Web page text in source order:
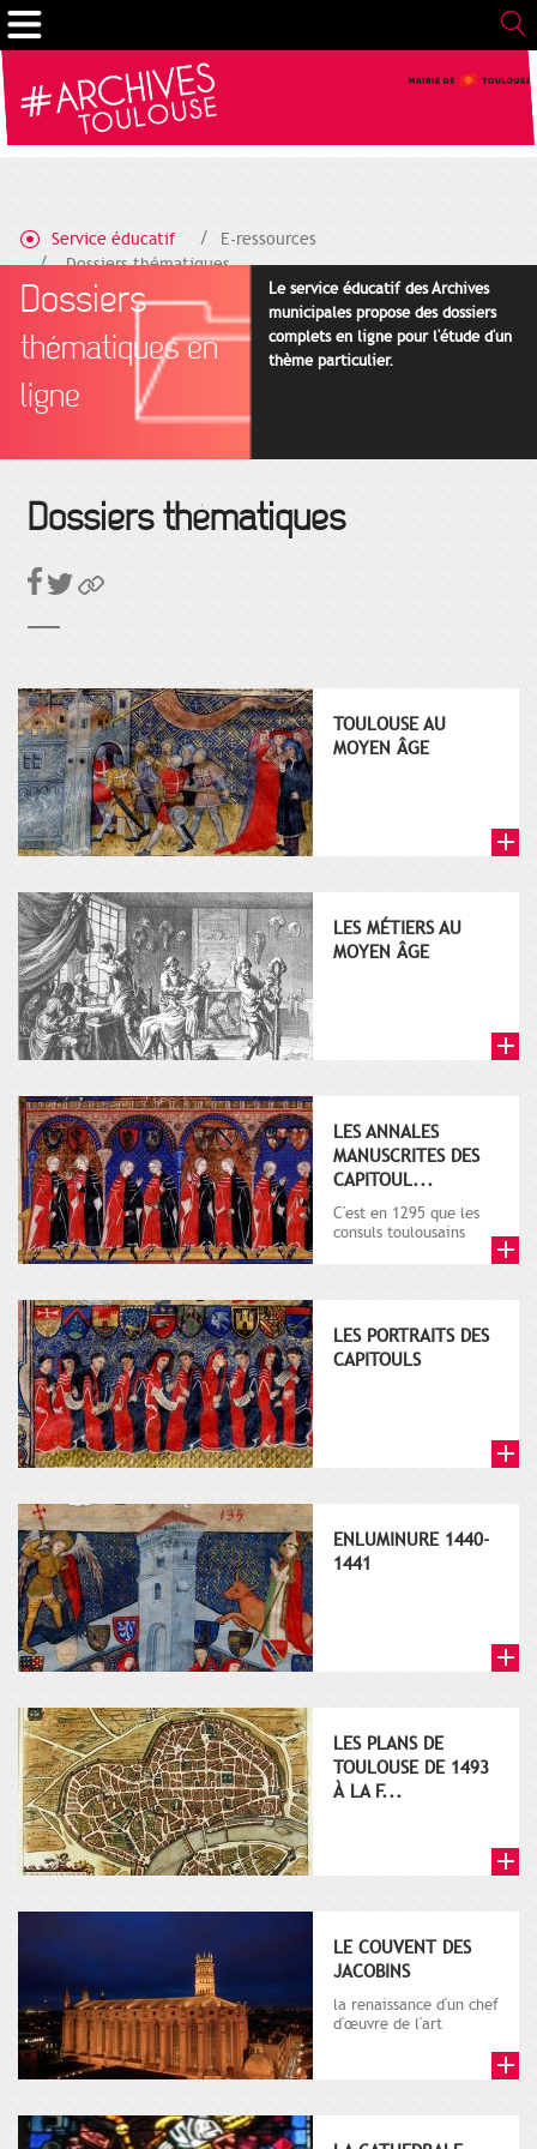
Service éducatif
E-ressources
Dossiers thématiques
Dossiers
thématiques en
ligne
Le service éducatif des Archives
municipales propose des dossiers
complets en ligne pour l'étude d'un
thème particulier.
Dossiers thématiques
TOULOUSE AU
MOYEN ÂGE
LES MÉTIERS AU
MOYEN ÂGE
LES ANNALES
MANUSCRITES DES
CAPITOUL...
C'est en 1295 que les
consuls toulousains
LES PORTRAITS DES
CAPITOULS
ENLUMINURE 1440-
1441
LES PLANS DE
TOULOUSE DE 1493
À LA F...
LE COUVENT DES
JACOBINS
la renaissance d'un chef
d'œuvre de l'art
Cookies management panel